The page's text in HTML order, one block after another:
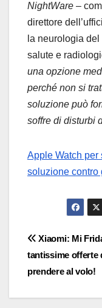
NightWare –
direttore
la neurologia
salute e
una opzione
perché non si
soluzione può
soffre di disturbi
Apple Watch per
soluzione contro
articoli
Xiaomi: Mi
tantissime offerte
prendere al volo!